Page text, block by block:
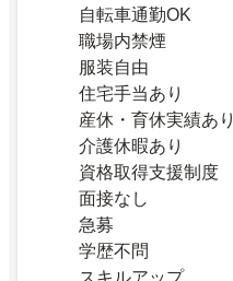
自転車通勤OK
職場内禁煙
服装自由
住宅手当あり
産休・育休実績あり
介護休暇あり
資格取得支援制度
面接なし
急募
学歴不問